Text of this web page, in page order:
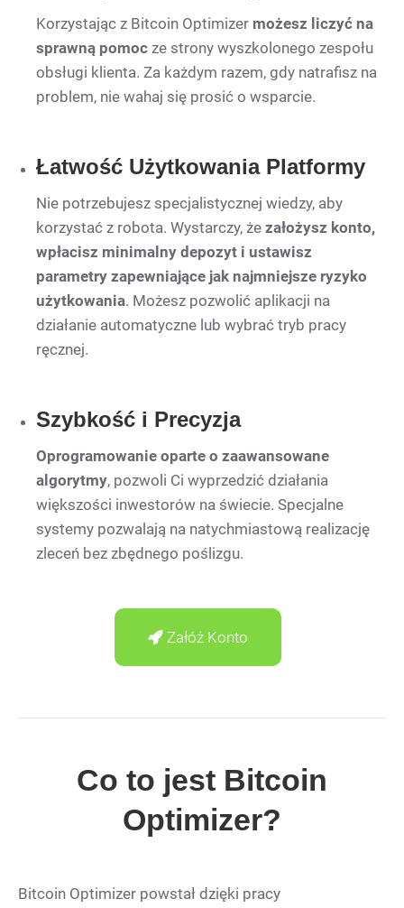
Korzystając z Bitcoin Optimizer możesz liczyć na
sprawną pomoc ze strony wyszkolonego zespołu
obsługi klienta. Za każdym razem, gdy natrafisz na
problem, nie wahaj się prosić o wsparcie.
Łatwość Użytkowania Platformy
Nie potrzebujesz specjalistycznej wiedzy, aby
korzystać z robota. Wystarczy, że założysz konto,
wpłacisz minimalny depozyt i ustawisz
parametry zapewniające jak najmniejsze ryzyko
użytkowania. Możesz pozwolić aplikacji na
działanie automatyczne lub wybrać tryb pracy
ręcznej.
Szybkość i Precyzja
Oprogramowanie oparte o zaawansowane
algorytmy, pozwoli Ci wyprzedzić działania
większości inwestorów na świecie. Specjalne
systemy pozwalają na natychmiastową realizację
zleceń bez zbędnego poślizgu.
Załóż Konto
Co to jest Bitcoin
Optimizer?
Bitcoin Optimizer powstał dzięki pracy